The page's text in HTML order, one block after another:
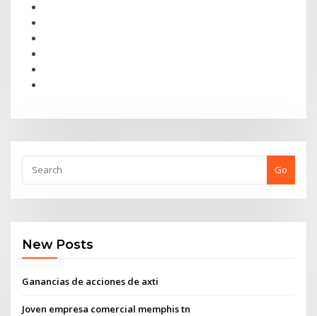
Go
New Posts
Ganancias de acciones de axti
Joven empresa comercial memphis tn